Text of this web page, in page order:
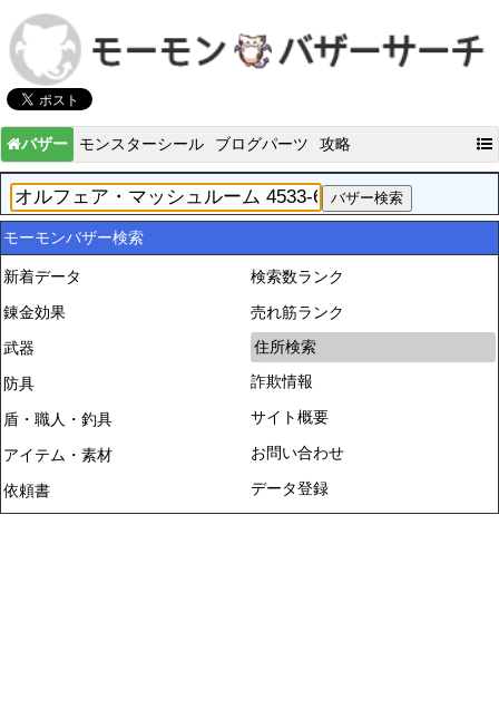
バザー モンスターシール ブログパーツ 攻略
モーモンバザー検索
新着データ
錬金効果
武器
防具
盾・職人・釣具
アイテム・素材
依頼書
検索数ランク
売れ筋ランク
住所検索
詐欺情報
サイト概要
お問い合わせ
データ登録